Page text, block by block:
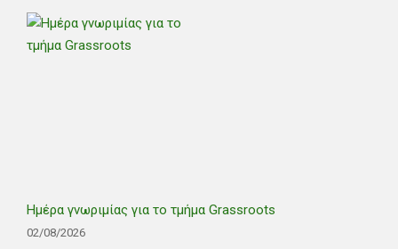
Ημέρα γνωριμίας για το τμήμα Grassroots
02/08/2026